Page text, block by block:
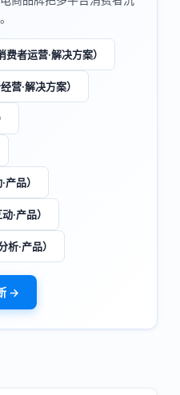
者运营·解决方案）
营·解决方案）
品）
·产品）
·产品）
→